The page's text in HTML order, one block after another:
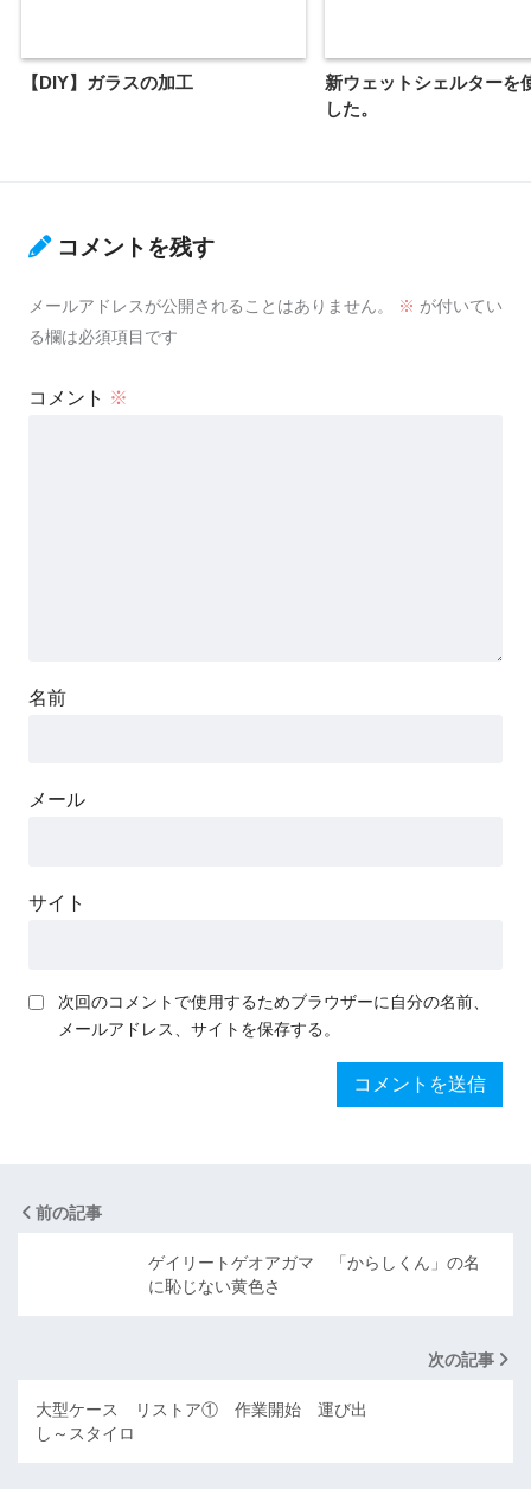
【DIY】ガラスの加工
新ウェットシェルターを
した。
コメントを残す
メールアドレスが公開されることはありません。 ※ が付いてい
る欄は必須項目です
コメント ※
名前
メール
サイト
次回のコメントで使用するためブラウザーに自分の名前、
メールアドレス、サイトを保存する。
前の記事
ゲイリートゲオアガマ 「からしくん」の名
に恥じない黄色さ
次の記事
大型ケース リストア① 作業開始 運び出
し～スタイロ